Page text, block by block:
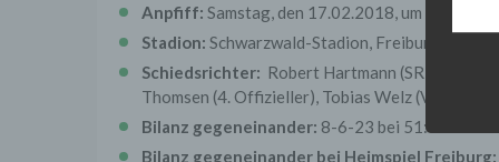
Anpfiff: Samstag, den 17.02.2018, um 15:30 Uhr
Stadion: Schwarzwald-Stadion, Freiburg
Schiedsrichter: Robert Hartmann (SR),
Thomsen (4. Offizieller), Tobias Welz (VA),
Bilanz gegeneinander: 8-6-23 bei 51:89 Toren
Bilanz gegeneinander bei Heimspiel Freiburg: